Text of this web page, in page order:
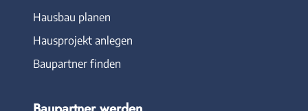
Hausbau planen
Hausprojekt anlegen
Baupartner finden